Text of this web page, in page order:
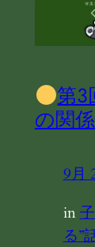
第3
の関
9月
in
る”